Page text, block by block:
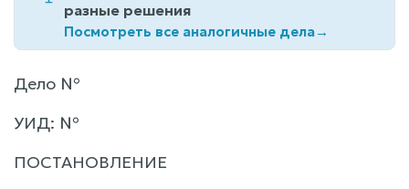
разные решения
Посмотреть все аналогичные дела→
Дело №
УИД: №
ПОСТАНОВЛЕНИЕ